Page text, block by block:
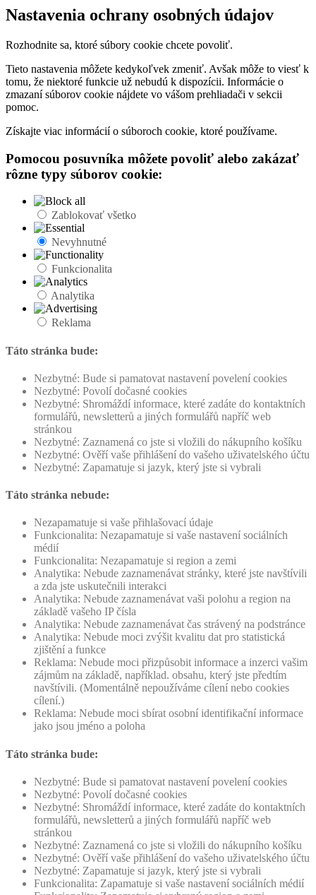
Nastavenia ochrany osobných údajov
Rozhodnite sa, ktoré súbory cookie chcete povoliť.
Tieto nastavenia môžete kedykoľvek zmeniť. Avšak môže to viesť k
tomu, že niektoré funkcie už nebudú k dispozícii. Informácie o
zmazaní súborov cookie nájdete vo vášom prehliadači v sekcii
pomoc.
Získajte viac informácií o súboroch cookie, ktoré používame.
Pomocou posuvníka môžete povoliť alebo zakázať
rôzne typy súborov cookie:
Zablokovať všetko
Nevyhnutné
Funkcionalita
Analytika
Reklama
Táto stránka bude:
Nezbytné: Bude si pamatovat nastavení povelení cookies
Nezbytné: Povolí dočasné cookies
Nezbytné: Shromáždí informace, které zadáte do kontaktních
formulářů, newsletterů a jiných formulářů napříč web
stránkou
Nezbytné: Zaznamená co jste si vložili do nákupního košíku
Nezbytné: Ověří vaše přihlášení do vašeho uživatelského účtu
Nezbytné: Zapamatuje si jazyk, který jste si vybrali
Táto stránka nebude:
Nezapamatuje si vaše přihlašovací údaje
Funkcionalita: Nezapamatuje si vaše nastavení sociálních
médií
Funkcionalita: Nezapamatuje si region a zemi
Analytika: Nebude zaznamenávat stránky, které jste navštívili
a zda jste uskutečnili interakci
Analytika: Nebude zaznamenávat vaši polohu a region na
základě vašeho IP čísla
Analytika: Nebude zaznamenávat čas strávený na podstránce
Analytika: Nebude moci zvýšit kvalitu dat pro statistická
zjištění a funkce
Reklama: Nebude moci přizpůsobit informace a inzerci vašim
zájmům na základě, například. obsahu, který jste předtím
navštívili. (Momentálně nepoužíváme cílení nebo cookies
cílení.)
Reklama: Nebude moci sbírat osobní identifikační informace
jako jsou jméno a poloha
Táto stránka bude:
Nezbytné: Bude si pamatovat nastavení povelení cookies
Nezbytné: Povolí dočasné cookies
Nezbytné: Shromáždí informace, které zadáte do kontaktních
formulářů, newsletterů a jiných formulářů napříč web
stránkou
Nezbytné: Zaznamená co jste si vložili do nákupního košíku
Nezbytné: Ověří vaše přihlášení do vašeho uživatelského účtu
Nezbytné: Zapamatuje si jazyk, který jste si vybrali
Funkcionalita: Zapamatuje si vaše nastavení sociálních médií